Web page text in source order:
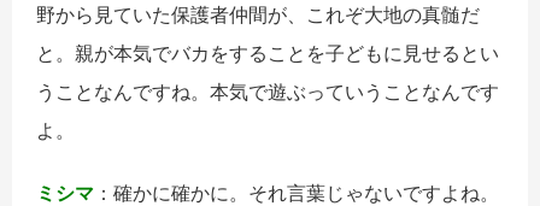
野から見ていた保護者仲間が、これぞ大地の真髄だ
と。親が本気でバカをすることを子どもに見せるとい
うことなんですね。本気で遊ぶっていうことなんです
よ。
ミシマ ：確かに確かに。それ言葉じゃないですよね。